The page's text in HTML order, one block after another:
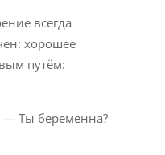
всегда
хорошее
путём:
Ты беременна?